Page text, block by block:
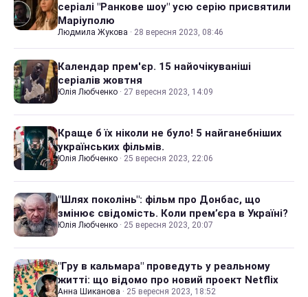
серіалі "Ранкове шоу" усю серію присвятили
Маріуполю
Людмила Жукова · 28 вересня 2023, 08:46
Календар прем'єр. 15 найочікуваніші
серіалів жовтня
Юлія Любченко · 27 вересня 2023, 14:09
Краще б їх ніколи не було! 5 найганебніших
українських фільмів.
Юлія Любченко · 25 вересня 2023, 22:06
"Шлях поколінь": фільм про Донбас, що
змінює свідомість. Коли прем’єра в Україні?
Юлія Любченко · 25 вересня 2023, 20:07
"Гру в кальмара" проведуть у реальному
житті: що відомо про новий проект Netflix
Анна Шиканова · 25 вересня 2023, 18:52